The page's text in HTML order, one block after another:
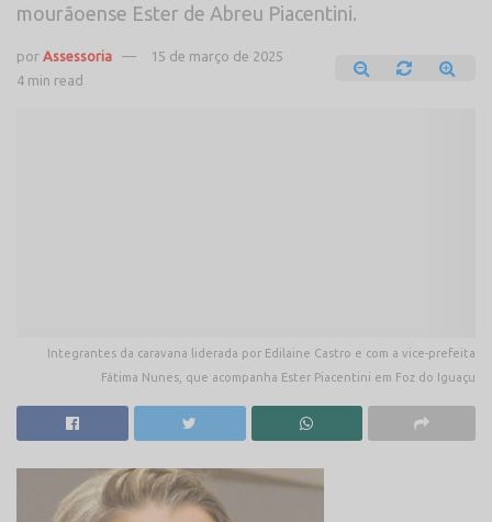
mourãoense Ester de Abreu Piacentini.
por Assessoria
15 de março de 2025
4 min read
Integrantes da caravana liderada por Edilaine Castro e com a vice-prefeita
Fátima Nunes, que acompanha Ester Piacentini em Foz do Iguaçu